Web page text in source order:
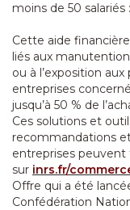
moins de 50
Cette aide
liés aux
ou à l’exposition
entreprises
jusqu’à 50 % de
Ces solutions et
recommandations
entreprises
sur inrs.fr/
Offre qui a été
Confédération